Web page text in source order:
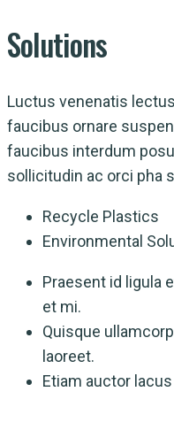
Solutions
Luctus venenatis
faucibus ornare
faucibus interdum
sollicitudin ac orci pha
Recycle Plastics
Environmental
Praesent id ligula
et mi.
Quisque
laoreet.
Etiam auctor